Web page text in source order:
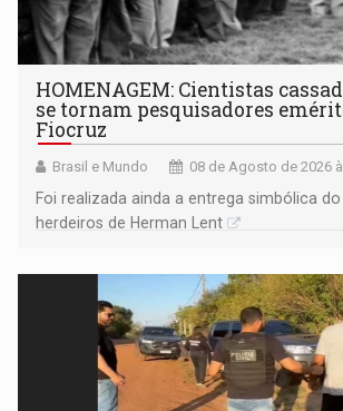
HOMENAGEM: Cientistas
se tornam pesquisadores
Fiocruz
Brasil e Mundo 08 de Agosto de 2026
Foi realizada ainda a entrega simbólica
herdeiros de Herman Lent